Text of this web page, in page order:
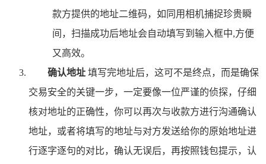
款方提供的地址二维码，如同用相机捕捉珍贵瞬
间，扫描成功后地址会自动填写到输入框中,方便
又高效。
确认地址 填写完地址后，这可不是终点，而是确保
交易安全的关键一步，一定要像一位严谨的侦探，仔细
核对地址的正确性，你可以再次与收款方进行沟通确认
地址，或者将填写的地址与对方发送给你的原始地址进
行逐字逐句的对比，确认无误后，再按照钱包提示，认